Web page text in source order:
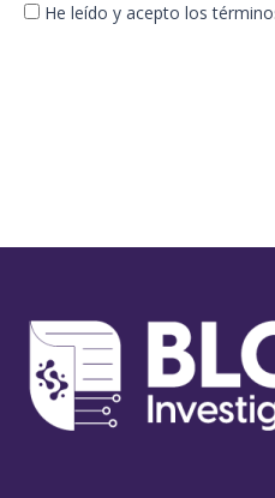
He leído y acepto los